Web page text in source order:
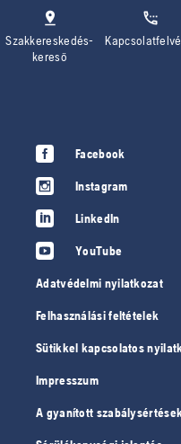
Szakkereskedés-
kereső
Facebook
Instagram
LinkedIn
YouTube
Adatvédelmi nyilatkozat
Felhasználási feltételek
Sütikkel kapcsolatos
Impresszum
A gyanított